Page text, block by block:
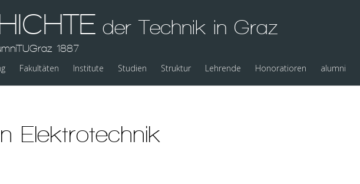
der Technik in Graz
1887
Fakultäten Institute Studien Struktur Lehrende Honoratioren alumni
Elektrotechnik